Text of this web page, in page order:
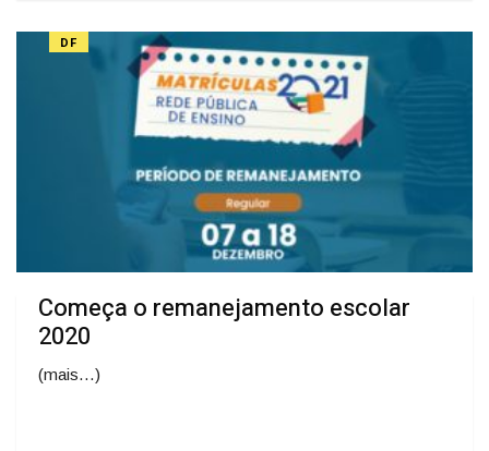
DF
Começa o remanejamento escolar
2020
(mais…)